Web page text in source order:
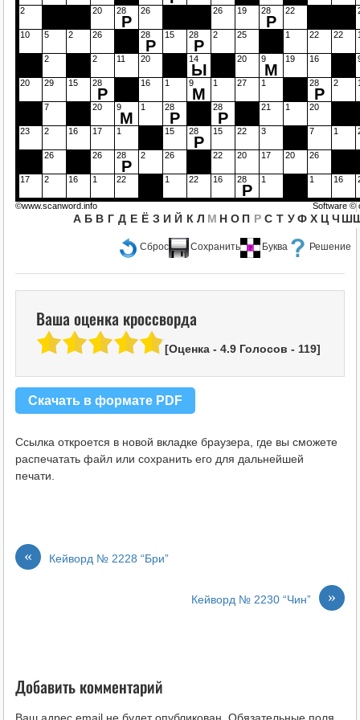
Сброс Сохранить Буква Решение
2 20 28
Р
26 26 19 28
Р
22
10 5 2 26 28
Р
15 28
Р
2 25 1 22 22
2 2 11 20 14
Ы
20 9
М
19 16
20 29 15 28
Р
16 1 9
М
1 27 1 28
Р
2
7 20 9
М
1 28
Р
28
Р
21 1 20
23 2 16 17 1 15 28
Р
15 22 3 7 1
26 26 28
Р
2 26 22 20 17 20 26
17 2 16 1 22 1 22 16 28
Р
1 1 16
А Б В Г Д Е Ё З И Й К Л М Н О П Р С Т У Ф Х Ц Ч Ш
©www.scanword.info Software ©
Ваша оценка кроссворда
[Оценка - 4.9Голосов - 119]
Скачать в формате PDF
Ссылка откроется в новой вкладке браузера, где вы сможете
распечатать файл или сохранить его для дальнейшей
печати.
« Кейворд № 2228 “Бри”
»
Кейворд № 2230 “Чин”
Добавить комментарий